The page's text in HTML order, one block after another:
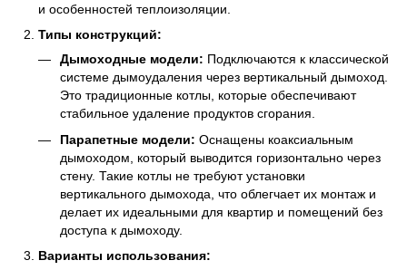
и особенностей теплоизоляции.
Типы конструкций:
Дымоходные модели: Подключаются к классической
системе дымоудаления через вертикальный дымоход.
Это традиционные котлы, которые обеспечивают
стабильное удаление продуктов сгорания.
Парапетные модели: Оснащены коаксиальным
дымоходом, который выводится горизонтально через
стену. Такие котлы не требуют установки
вертикального дымохода, что облегчает их монтаж и
делает их идеальными для квартир и помещений без
доступа к дымоходу.
Варианты использования: